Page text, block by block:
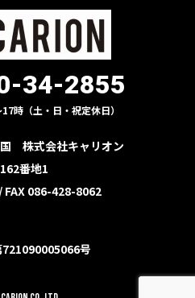
34-2855
時（土・日・祝定休日）
株式会社キャリオン
番地1
FAX 086-428-8062
号